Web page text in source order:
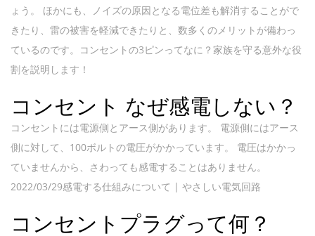
ょう。 ほかにも、ノイズの原因となる電位差も解消することがで
きたり、雷の被害を軽減できたりと、数多くのメリットが備わっ
ているのです。コンセントの3ピンってなに？家族を守る意外な役
割を説明します！
コンセント なぜ感電しない？
コンセントには電源側とアース側があります。 電源側にはアース
側に対して、100ボルトの電圧がかかっています。 電圧はかかっ
ていませんから、さわっても感電することはありません。
2022/03/29感電する仕組みについて | やさしい電気回路
コンセントプラグって何？